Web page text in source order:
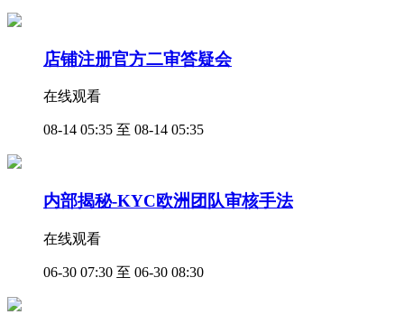
店铺注册官方二审答疑会
在线观看
08-14 05:35 至 08-14 05:35
内部揭秘-KYC欧洲团队审核手法
在线观看
06-30 07:30 至 06-30 08:30